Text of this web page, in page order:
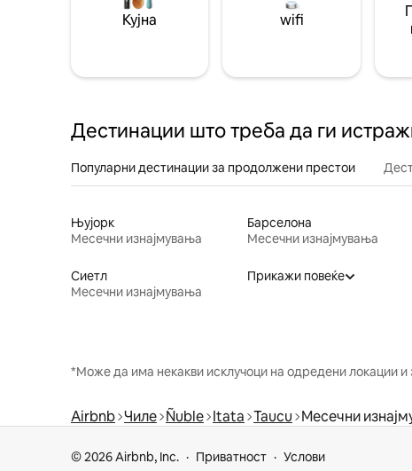
Кујна wifi
Дестинации што треба да ги
Популарни дестинации за продолжени престои
Њујорк
Месечни изнајмувања
Барселона
Месечни изнајмувања
Сиетл
Месечни изнајмувања
Прикажи повеќе
*Може да има некакви исклучоци на одредени локации и
Airbnb Чиле Ñuble Itata Taucu Месечни
© 2026 Airbnb, Inc. Приватност Услови